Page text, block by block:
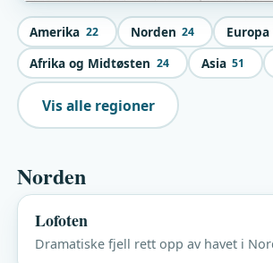
Amerika 22 Norden 24 Europa
Afrika og Midtøsten 24 Asia 51
Vis alle regioner
Norden
Lofoten
Dramatiske fjell rett opp av havet i